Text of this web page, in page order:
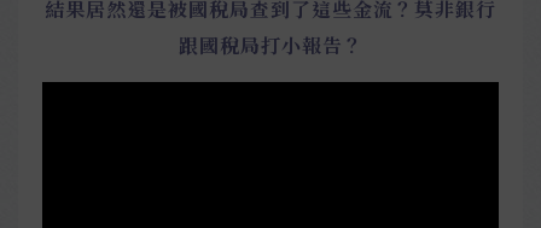
結果居然還是被國稅局查到了這些金流？莫非銀行
跟國稅局打小報告？